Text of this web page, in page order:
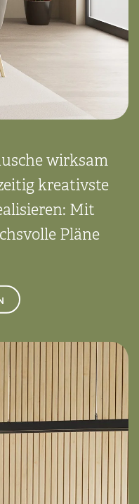
wirksam
kreativste
Mit
Pläne